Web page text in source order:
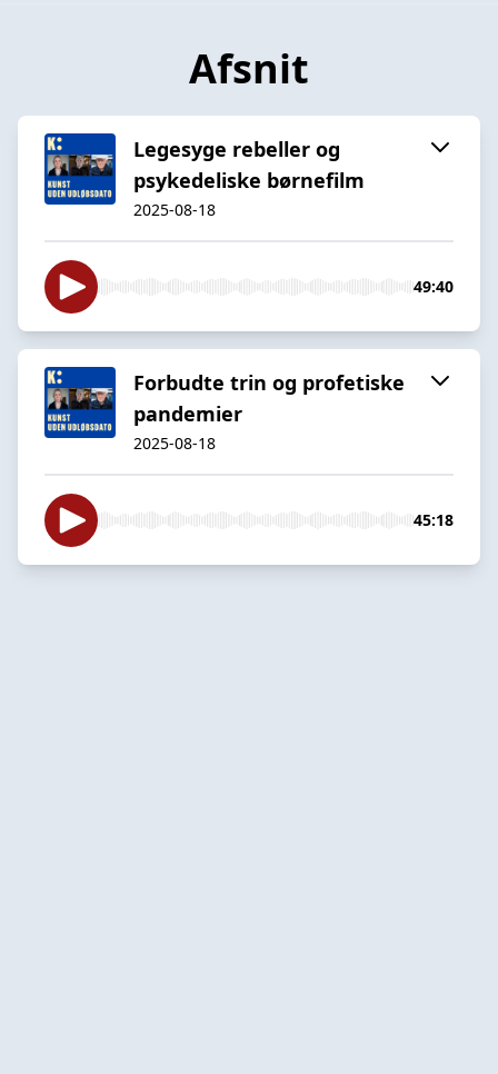
Afsnit
Legesyge rebeller og
psykedeliske børnefilm
2025-08-18
49:40
Forbudte trin og profetiske
pandemier
2025-08-18
45:18